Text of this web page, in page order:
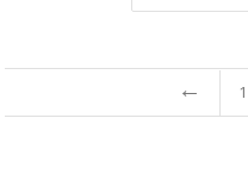
← 1